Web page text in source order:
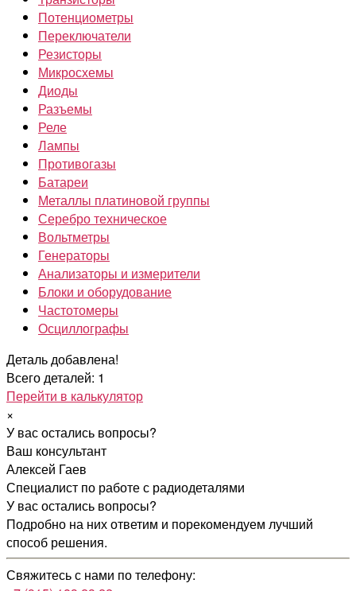
Потенциометры
Переключатели
Резисторы
Микросхемы
Диоды
Разъемы
Реле
Лампы
Противогазы
Батареи
Металлы платиновой группы
Серебро техническое
Вольтметры
Генераторы
Анализаторы и измерители
Блоки и оборудование
Частотомеры
Осциллографы
Деталь добавлена!
Всего деталей: 1
Перейти в калькулятор
×
У вас остались вопросы?
Ваш консультант
Алексей Гаев
Специалист по работе с радиодеталями
У вас остались вопросы?
Подробно на них ответим и порекомендуем лучший
способ решения.
Свяжитесь с нами по телефону: